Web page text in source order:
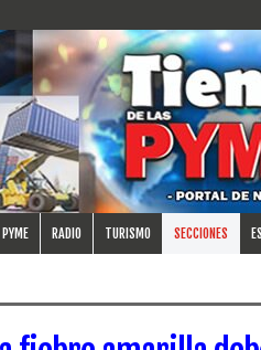
RADIO TURISMO SECCIONES